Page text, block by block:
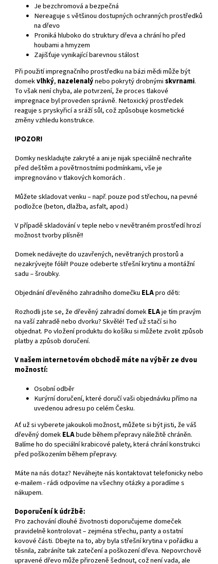
Je bezchromová a bezpečná
Nereaguje s většinou dostupných ochranných prostředků
na dřevo
Proniká hluboko do struktury dřeva a chrání ho před
houbami a hmyzem
Zajišťuje vynikající barevnou stálost
Při použití impregnačního prostředku na bázi mědi může být
domekvlhký, nazelenalýnebo pokrytý drobnýmiskvrnami.
To však není chyba, ale potvrzení, že proces tlakové
impregnace byl proveden správně. Netoxický prostředek
reaguje s pryskyřicí a sráží sůl, což způsobuje kosmetické
změny vzhledu konstrukce.
!POZOR!
Domky neskladujte zakryté a ani je nijak speciálně nechraňte
před deštěm a povětrnostními podmínkami, vše je
impregnováno v tlakových komorách .
Můžete skladovat venku – např. pouze pod střechou, na pevné
podložce (beton, dlažba, asfalt, apod.)
V případě skladování v teple nebo v nevětraném prostředí hrozí
možnost tvorby plísně!!
Domek nedávejte do uzavřených, nevětraných prostorů a
nezakrývejte fólií!! Pouze odeberte střešní krytinu a montážní
sadu – šroubky.
Objednání dřevěného zahradního domečku ELApro děti:
Rozhodli jste se, že dřevěný zahradní domekELAje tím pravým
na vaší zahradě nebo dvorku? Skvělé! Teď už stačí si ho
objednat. Po vložení produktu do košíku si můžete zvolit způsob
platby a způsob doručení.
V našem internetovém obchodě máte na výběr ze dvou
možností:
Osobní odběr
Kurýrní doručení, které doručí vaši objednávku přímo na
uvedenou adresu po celém Česku.
Ať už si vyberete jakoukoli možnost, můžete si být jisti, že váš
dřevěný domekELAbude během přepravy náležitě chráněn.
Balíme ho do speciální krabicové palety, která chrání konstrukci
před poškozením během přepravy.
Máte na nás dotaz? Neváhejte nás kontaktovat telefonicky nebo
e-mailem - rádi odpovíme na všechny otázky a poradíme s
nákupem.
Doporučení k údržbě:
Pro zachování dlouhé životnosti doporučujeme domeček
pravidelně kontrolovat – zejména střechu, panty a ostatní
kovové části. Dbejte na to, aby byla střešní krytina v pořádku a
těsnila, zabráníte tak zatečení a poškození dřeva. Nepovrchově
upravené dřevo může přirozeně šednout, což není vada, ale